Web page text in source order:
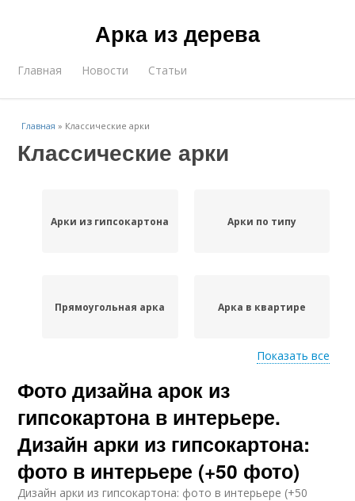
Арка из дерева
Главная Новости Статьи
Главная » Классические арки
Классические арки
Арки из гипсокартона Арки по типу
Прямоугольная арка Арка в квартире
Нестандартные арки Гипсокартонные арки
Межкомнатные арки Арки вместо дверей
Показать все
Фото дизайна арок из
гипсокартона в интерьере.
Дизайн арки из гипсокартона:
фото в интерьере (+50 фото)
Дизайн арки из гипсокартона: фото в интерьере (+50